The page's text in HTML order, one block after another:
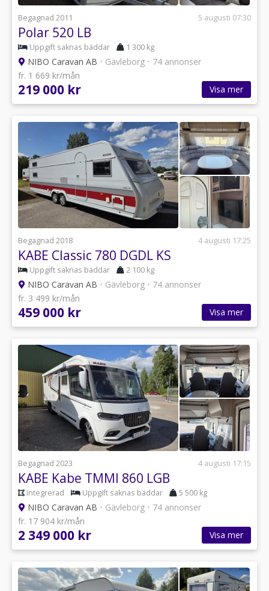
Begagnad 2011 5 augusti 07:30
Polar 520 LB
Uppgift saknas bäddar 1 300 kg
NIBO Caravan AB • Gävleborg • 74 annonser
fr. 1 669 kr/mån
219 000 kr Visa mer
Begagnad 2018 4 augusti 17:25
KABE Classic 780 DGDL KS
Uppgift saknas bäddar 2 100 kg
NIBO Caravan AB • Gävleborg • 74 annonser
fr. 3 499 kr/mån
459 000 kr Visa mer
Begagnad 2023 4 augusti 17:15
KABE Kabe TMMI 860 LGB
Integrerad Uppgift saknas bäddar 5 500 kg
NIBO Caravan AB • Gävleborg • 74 annonser
fr. 17 904 kr/mån
2 349 000 kr Visa mer